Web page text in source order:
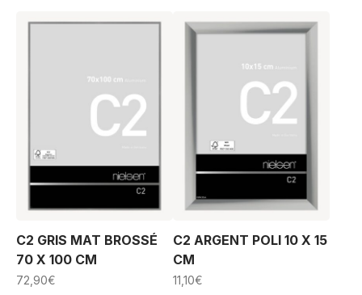
C2 GRIS MAT BROSSÉ
70 X 100 CM
72,90€
C2 ARGENT POLI 10 X 15
CM
11,10€